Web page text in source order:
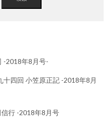
-2018年8月号-
十四回 小笠原正記 -2018年8月
信行 -2018年8月号